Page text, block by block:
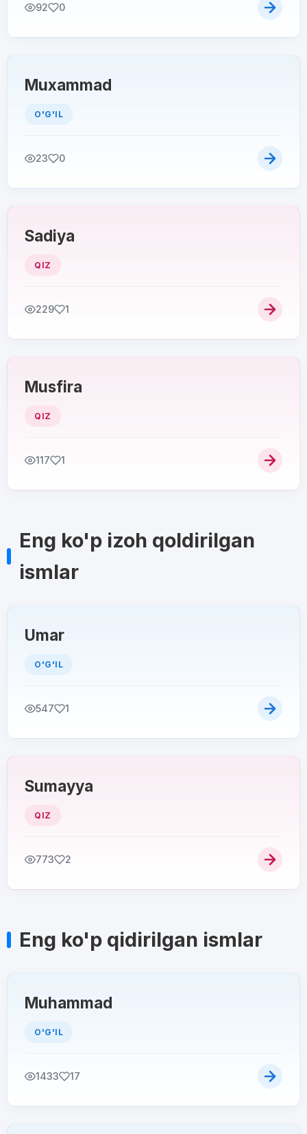
92 0
Muxammad
O'G'IL
23 0
Sadiya
QIZ
229 1
Musfira
QIZ
117 1
Eng ko'p izoh qoldirilgan
ismlar
Umar
O'G'IL
547 1
Sumayya
QIZ
773 2
Eng ko'p qidirilgan ismlar
Muhammad
O'G'IL
1433 17